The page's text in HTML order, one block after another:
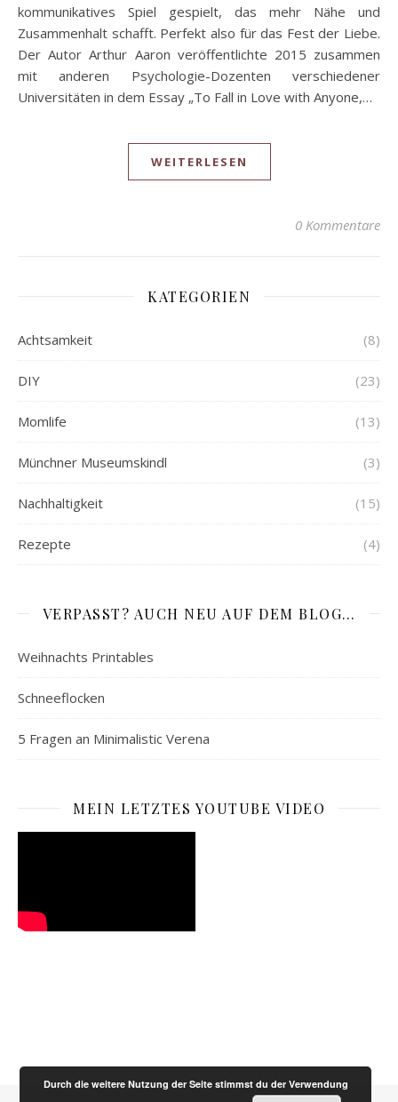
kommunikatives Spiel gespielt, das mehr Nähe und
Zusammenhalt schafft. Perfekt also für das Fest der Liebe.
Der Autor Arthur Aaron veröffentlichte 2015 zusammen
mit anderen Psychologie-Dozenten verschiedener
Universitäten in dem Essay „To Fall in Love with Anyone,…
WEITERLESEN
0 Kommentare
KATEGORIEN
Achtsamkeit (8)
DIY (23)
Momlife (13)
Münchner Museumskindl (3)
Nachhaltigkeit (15)
Rezepte (4)
VERPASST? AUCH NEU AUF DEM BLOG…
Weihnachts Printables
Schneeflocken
5 Fragen an Minimalistic Verena
MEIN LETZTES YOUTUBE VIDEO
Durch die weitere Nutzung der Seite stimmst du der Verwendung